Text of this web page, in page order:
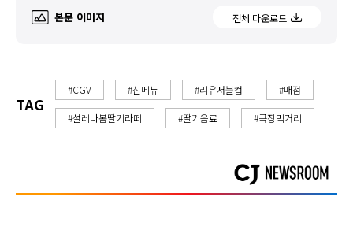
본문 이미지 전체 다운로드
TAG
#CGV #신메뉴 #리유저블컵 #매점
#설레나봄딸기라떼 #딸기음료 #극장먹거리